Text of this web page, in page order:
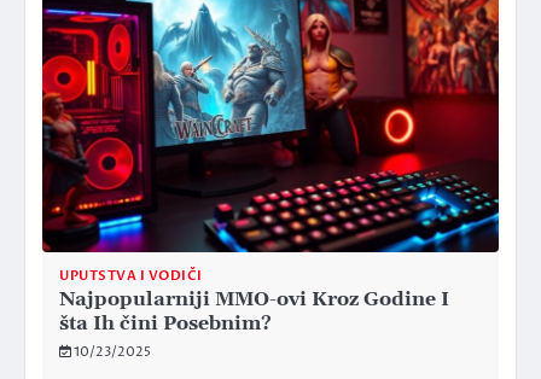
UPUTSTVA I VODIČI
Najpopularniji MMO-ovi Kroz Godine I
šta Ih čini Posebnim?
10/23/2025